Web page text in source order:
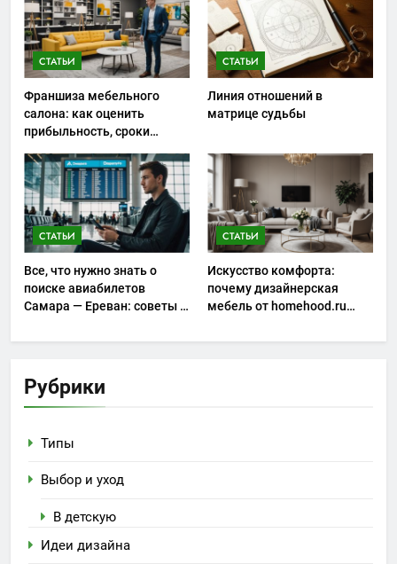
СТАТЬИ
Франшиза мебельного
салона: как оценить
прибыльность, сроки
запуска
СТАТЬИ
Линия отношений в
матрице судьбы
СТАТЬИ
Все, что нужно знать о
поиске авиабилетов
Самара — Ереван: советы и
СТАТЬИ
Искусство комфорта:
почему дизайнерская
мебель от homehood.ru
интерьере
Рубрики
Типы
Выбор и уход
В детскую
Идеи дизайна